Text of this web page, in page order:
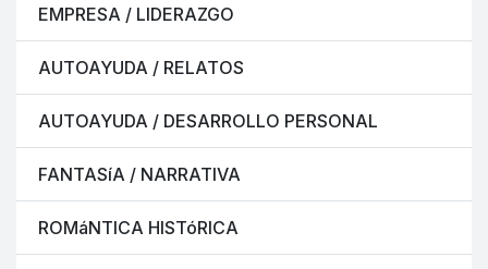
EMPRESA / LIDERAZGO
AUTOAYUDA / RELATOS
AUTOAYUDA / DESARROLLO PERSONAL
FANTASíA / NARRATIVA
ROMáNTICA HISTóRICA